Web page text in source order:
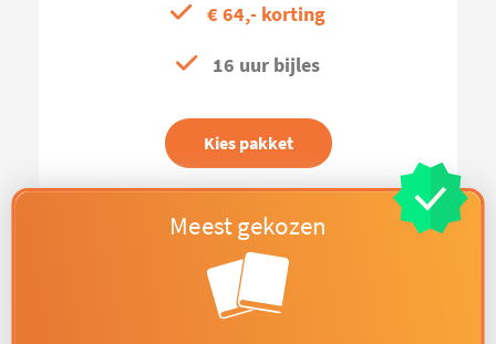
€ 64,- korting
16 uur bijles
Kies pakket